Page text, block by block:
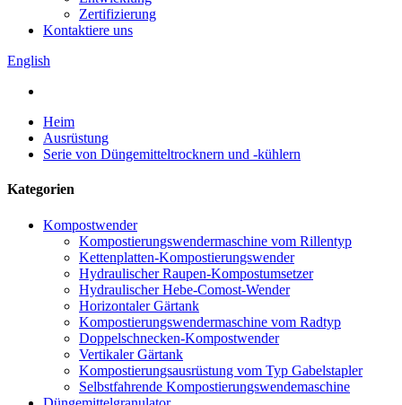
Zertifizierung
Kontaktiere uns
English
Heim
Ausrüstung
Serie von Düngemitteltrocknern und -kühlern
Kategorien
Kompostwender
Kompostierungswendermaschine vom Rillentyp
Kettenplatten-Kompostierungswender
Hydraulischer Raupen-Kompostumsetzer
Hydraulischer Hebe-Comost-Wender
Horizontaler Gärtank
Kompostierungswendermaschine vom Radtyp
Doppelschnecken-Kompostwender
Vertikaler Gärtank
Kompostierungsausrüstung vom Typ Gabelstapler
Selbstfahrende Kompostierungswendemaschine